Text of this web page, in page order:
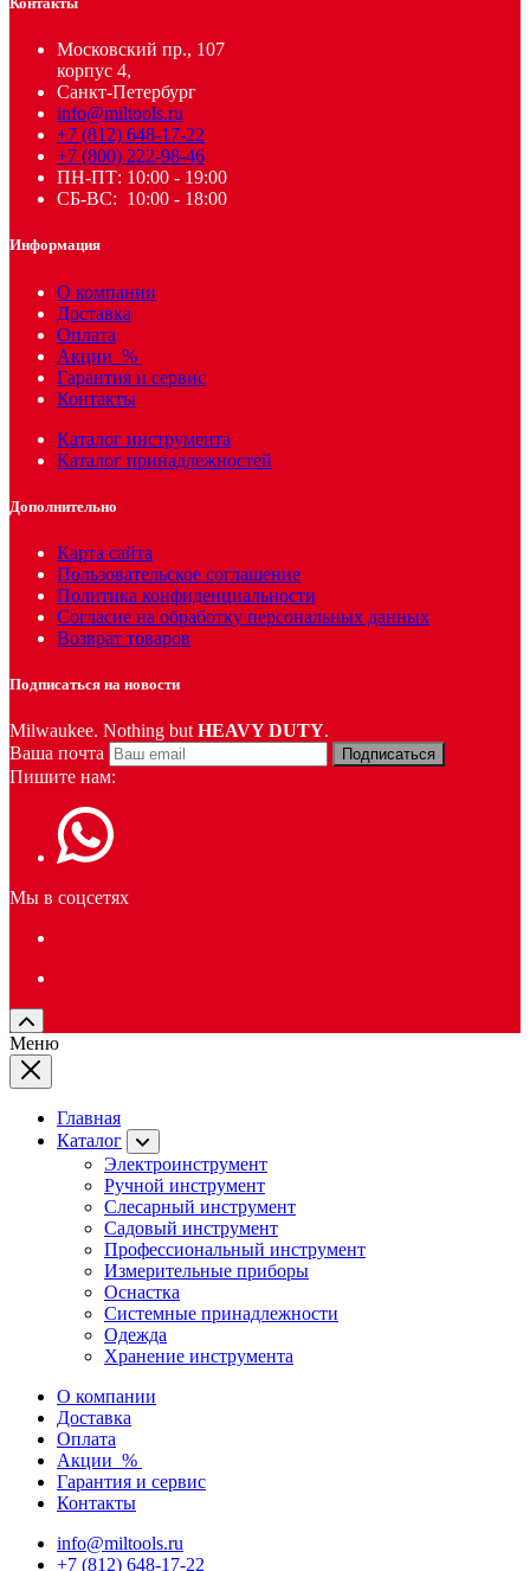
Московский пр., 107
корпус 4,
Санкт-Петербург
info@miltools.ru
+7 (812) 648-17-22
+7 (800) 222-98-46
ПН-ПТ: 10:00 - 19:00
СБ-ВС: 10:00 - 18:00
Информация
О компании
Доставка
Оплата
Акции %
Гарантия и сервис
Контакты
Каталог инструмента
Каталог принадлежностей
Дополнительно
Карта сайта
Пользовательское соглашение
Политика конфиденциальности
Согласие на обработку персональных данных
Возврат товаров
Подписаться на новости
Milwaukee. Nothing but HEAVY DUTY.
Ваша почта
Подписаться
Пишите нам:
Мы в соцсетях
Меню
Главная
Каталог
Электроинструмент
Ручной инструмент
Слесарный инструмент
Садовый инструмент
Профессиональный инструмент
Измерительные приборы
Оснастка
Системные принадлежности
Одежда
Хранение инструмента
О компании
Доставка
Оплата
Акции %
Гарантия и сервис
Контакты
info@miltools.ru
+7 (812) 648-17-22